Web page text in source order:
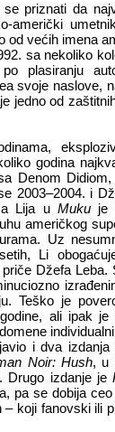
priznati da
američki
od većih imena
sa nekoliko
plasiranju
svoje naslove,
jedno od
godina
Denom
2003–2004. i
Lija u Mukuje
američkog
Uz
Li
Džefa Leba.
Teško je
ali ipak
i dva
Noir: Hush, u
Drugo izdanje je
pa se dobija
koji fanovski ili